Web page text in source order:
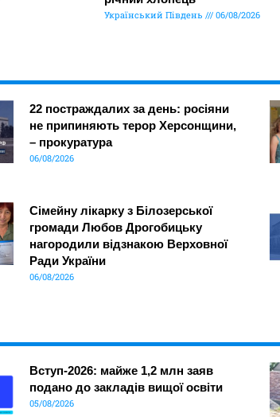
Український Південь 06/08/2026
22 постраждалих за день: росіяни
не припиняють терор Херсонщини,
– прокуратура
06/08/2026
Сімейну лікарку з Білозерської
громади Любов Дрогобицьку
нагородили відзнакою Верховної
Ради України
06/08/2026
Вступ-2026: майже 1,2 млн заяв
подано до закладів вищої освіти
05/08/2026